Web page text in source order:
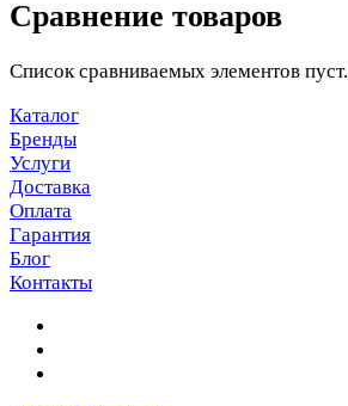
Сравнение товаров
Список сравниваемых элементов пуст.
Каталог
Бренды
Услуги
Доставка
Оплата
Гарантия
Блог
Контакты